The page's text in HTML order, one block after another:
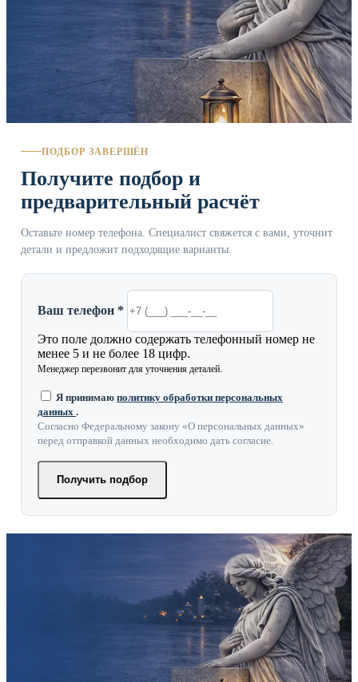
ПОДБОР ЗАВЕРШЁН
Получите подбор и
предварительный расчёт
Оставьте номер телефона. Специалист свяжется с вами, уточнит
детали и предложит подходящие варианты.
Ваш телефон *
Это поле должно содержать телефонный номер не
менее 5 и не более 18 цифр.
Менеджер перезвонит для уточнения деталей.
Я принимаю политику обработки персональных
данных .
Согласно Федеральному закону «О персональных данных»
перед отправкой данных необходимо дать согласие.
Получить подбор